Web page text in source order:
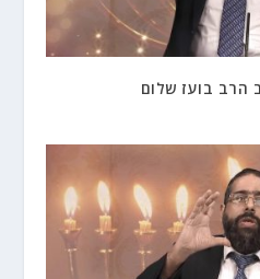
הרב בועז שלום